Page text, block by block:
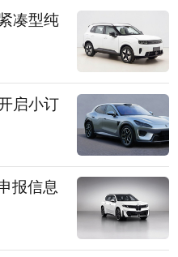
凑型纯
启小订
报信息